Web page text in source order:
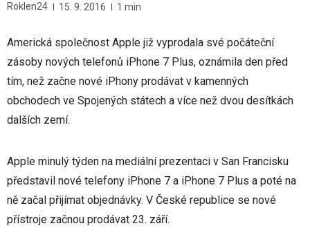
Roklen24 15. 9. 2016 1 min
Americká společnost Apple již vyprodala své počáteční
zásoby nových telefonů iPhone 7 Plus, oznámila den před
tím, než začne nové iPhony prodávat v kamenných
obchodech ve Spojených státech a více než dvou desítkách
dalších zemí.
Apple minulý týden na mediální prezentaci v San Francisku
představil nové telefony iPhone 7 a iPhone 7 Plus a poté na
ně začal přijímat objednávky. V České republice se nové
přístroje začnou prodávat 23. září.